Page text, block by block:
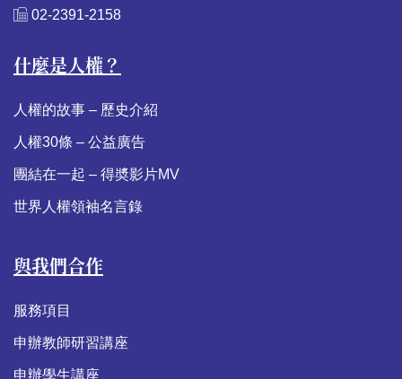
02-2391-2158
什麼是人權？
人權的故事 – 歷史介紹
人權30條 – 公益廣告
團結在一起 – 得奬影片MV
世界人權領袖名言錄
與我們合作
服務項目
申辦教師研習講座
申辦學生講座